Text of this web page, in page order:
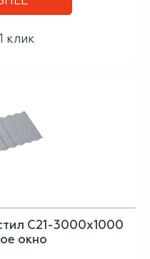
клик
С21-3000х1000
окно